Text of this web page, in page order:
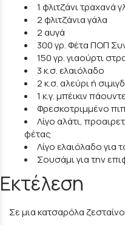
1 φλιτζάνι τραχανά
2 φλιτζάνια γάλα
2 αυγά
300 γρ. Φέτα ΠΟΠ
150 γρ. γιαούρτι
3 κ.σ. ελαιόλαδο
2 κ.σ. αλεύρι ή
1 κ.γ. μπέικιν
Φρεσκοτριμμένο
Λίγο αλάτι,
φέτας
Λίγο ελαιόλαδο για
Σουσάμι για την
Εκτέλεση
Σε μια κατσαρόλα